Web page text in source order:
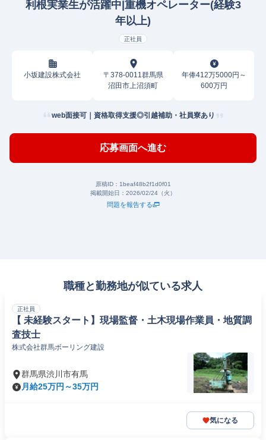
利根実業生が活躍中|重機オペレーター(経験3
年以上)
正社員
小坂建設株式会社
〒378-0011群馬県
沼田市上沼須町
年俸412万5000円～
600万円
web面接可｜資格取得支援◎引越補助・社員寮あり
応募画面へ進む
原稿ID： 1beaf48b2f1d0f01
掲載開始日： 2026/02/24（火）
問題を報告する
職種と勤務地が似ている求人
正社員
【 未経験スタート】現場監督・土木現場作業員・地質調
査技士
株式会社群馬ボーリング建設
群馬県渋川市有馬
月給25万円～35万円
気になる